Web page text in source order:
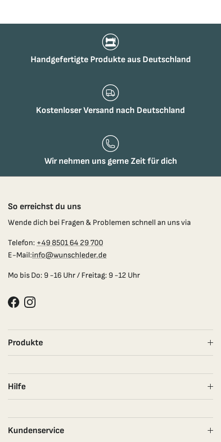
Handgefertigte Produkte aus Deutschland
Kostenloser Versand nach Deutschland
Wir nehmen uns gerne Zeit für dich
So erreichst du uns
Wende dich bei Fragen & Problemen schnell an uns via
Telefon: +49 8501 64 29 700
E-Mail:info@wunschleder.de
Mo bis Do: 9 -16 Uhr / Freitag: 9 -12 Uhr
FacebookInstagram
Produkte
Hilfe
Kundenservice